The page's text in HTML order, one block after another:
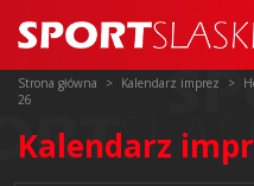
Strona główna Kalendarz imprez
26
Kalendarz